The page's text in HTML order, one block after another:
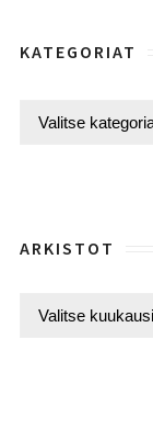
KATEGORIAT
ARKISTOT